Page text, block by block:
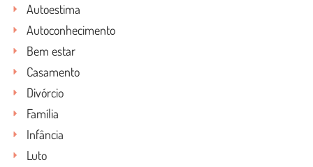
Autoestima
Autoconhecimento
Bem estar
Casamento
Divórcio
Família
Infância
Luto